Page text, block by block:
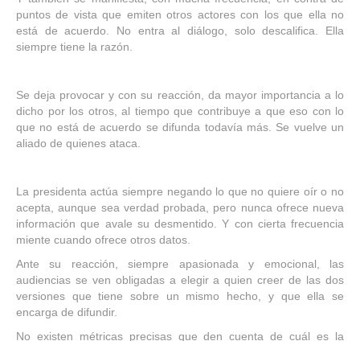
puntos de vista que emiten otros actores con los que ella no
está de acuerdo. No entra al diálogo, solo descalifica. Ella
siempre tiene la razón.
Se deja provocar y con su reacción, da mayor importancia a lo
dicho por los otros, al tiempo que contribuye a que eso con lo
que no está de acuerdo se difunda todavía más. Se vuelve un
aliado de quienes ataca.
La presidenta actúa siempre negando lo que no quiere oír o no
acepta, aunque sea verdad probada, pero nunca ofrece nueva
información que avale su desmentido. Y con cierta frecuencia
miente cuando ofrece otros datos.
Ante su reacción, siempre apasionada y emocional, las
audiencias se ven obligadas a elegir a quien creer de las dos
versiones que tiene sobre un mismo hecho, y que ella se
encarga de difundir.
No existen métricas precisas que den cuenta de cuál es la